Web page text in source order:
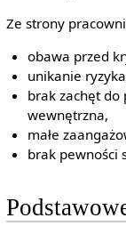
Ze strony
obawa przed
unikanie
brak zachęt do
wewnętrzna,
małe
brak pewności